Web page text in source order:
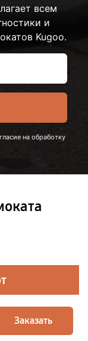
всем
и
Kugoo.
на обработку
Заказать